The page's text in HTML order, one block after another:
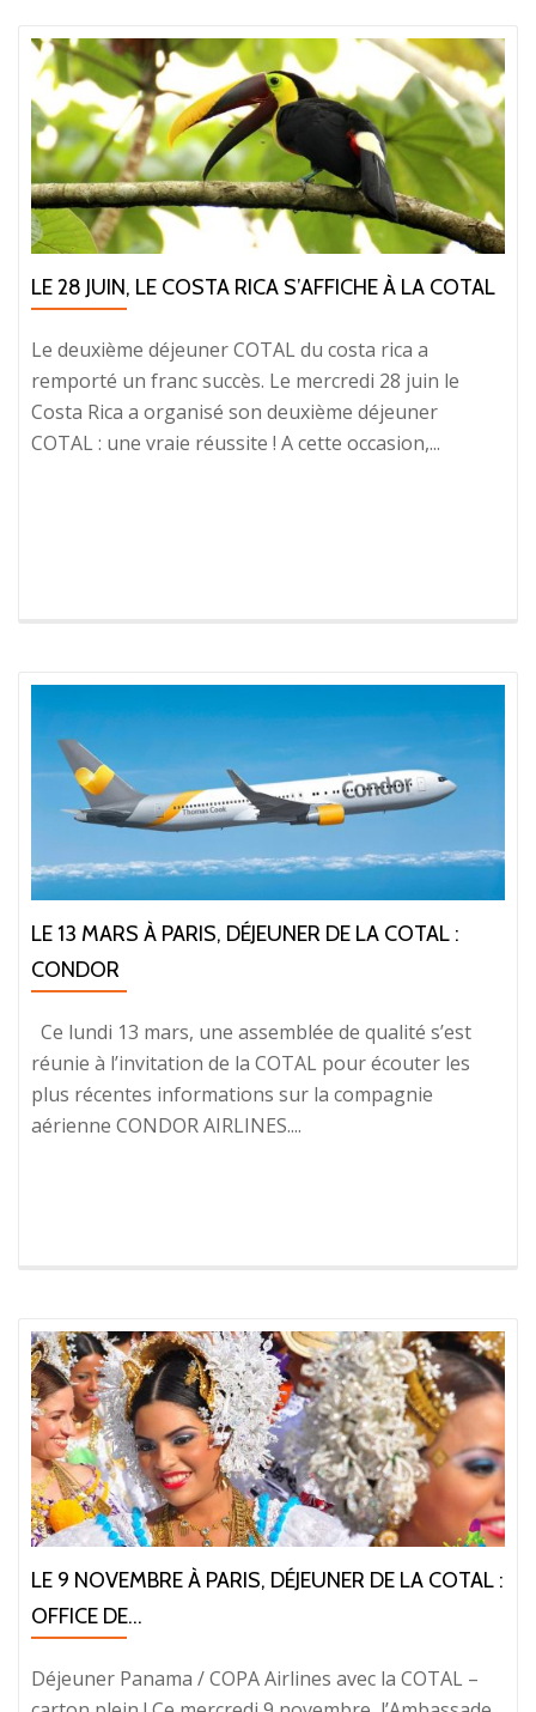
LE 28 JUIN, LE COSTA RICA S’AFFICHE À LA COTAL
Le deuxième déjeuner COTAL du costa rica a
remporté un franc succès. Le mercredi 28 juin le
Costa Rica a organisé son deuxième déjeuner
COTAL : une vraie réussite ! A cette occasion,...
LE 13 MARS À PARIS, DÉJEUNER DE LA COTAL :
CONDOR
Ce lundi 13 mars, une assemblée de qualité s’est
réunie à l’invitation de la COTAL pour écouter les
plus récentes informations sur la compagnie
aérienne CONDOR AIRLINES....
LE 9 NOVEMBRE À PARIS, DÉJEUNER DE LA COTAL :
OFFICE DE...
Déjeuner Panama / COPA Airlines avec la COTAL –